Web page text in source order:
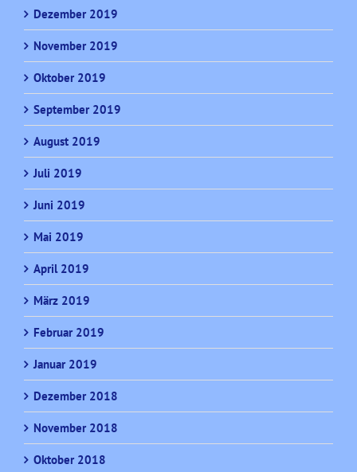
Dezember 2019
November 2019
Oktober 2019
September 2019
August 2019
Juli 2019
Juni 2019
Mai 2019
April 2019
März 2019
Februar 2019
Januar 2019
Dezember 2018
November 2018
Oktober 2018